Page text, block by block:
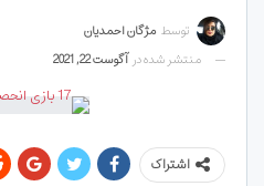
توسط مژگان احمدیان
منتشر شده در آگوست 22, 2021
اشتراک